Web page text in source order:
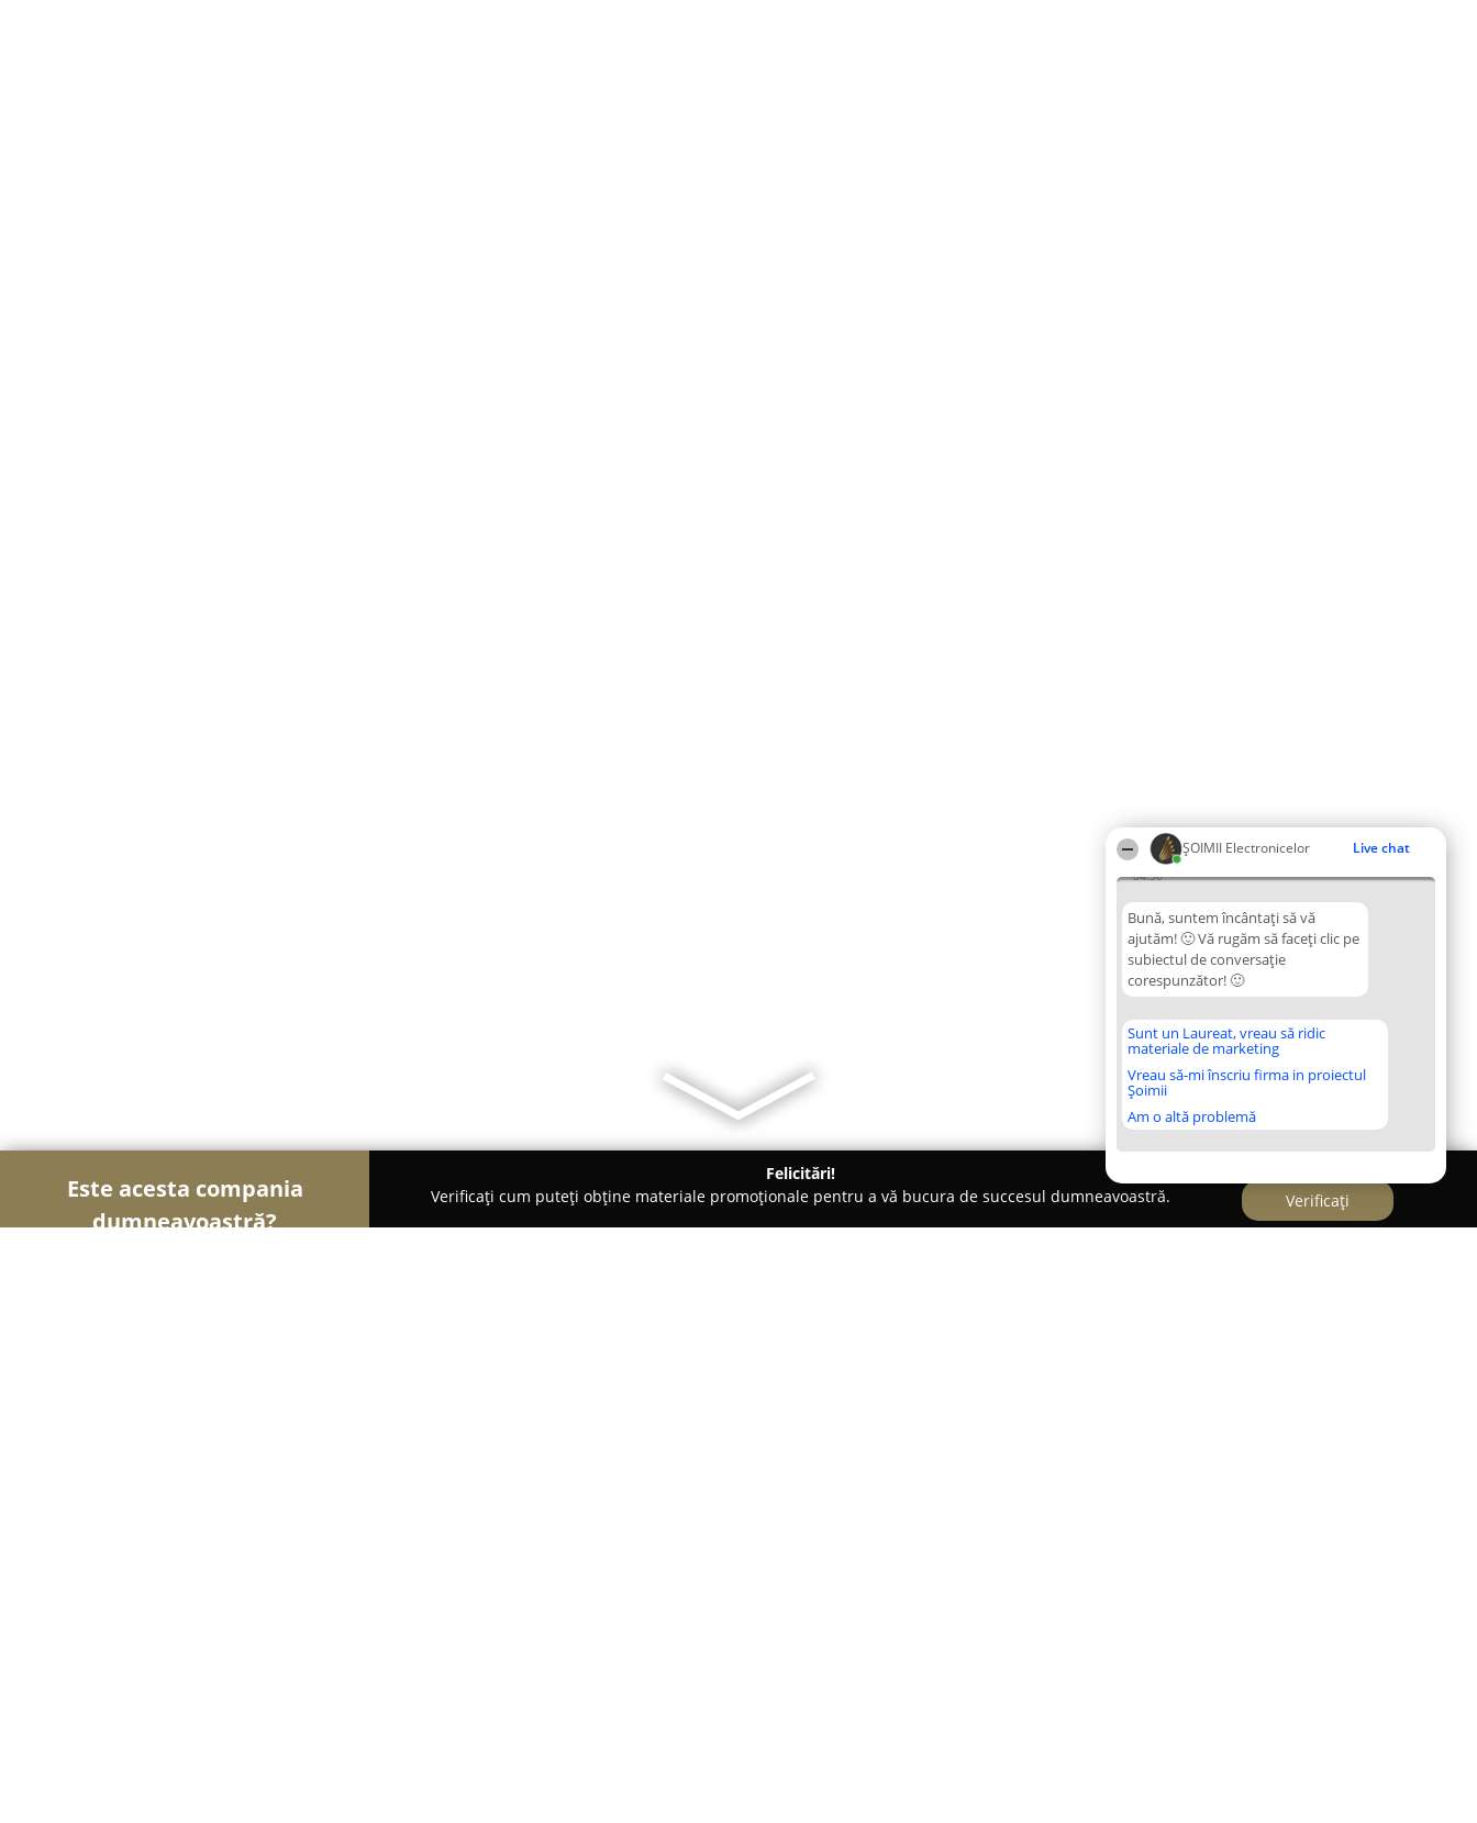
ȘOIMII Electronicelor Live chat
04:30
Bună, suntem încântați să vă
ajutăm! 🙂 Vă rugăm să faceți clic pe
subiectul de conversație
corespunzător! 🙂
Sunt un Laureat, vreau să ridic
materiale de marketing
Vreau să-mi înscriu firma in proiectul
Șoimii
Am o altă problemă
Este acesta compania
dumneavoastră?
Felicitări!
Verificați cum puteți obține materiale promoționale pentru a vă bucura de succesul dumneavoastră.
Verificați